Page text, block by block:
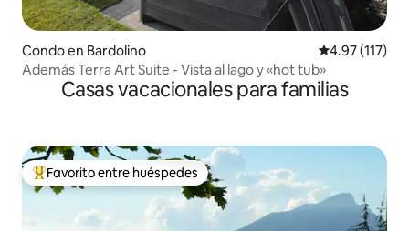
Condo en Bardolino Calificación
4.97 (117)
Además Terra Art Suite - Vista al lago y «hot tub»
Casas vacacionales para familias
Favorito entre huéspedes preferido
Favorito entre huéspedes